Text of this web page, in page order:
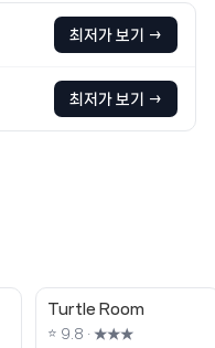
최저가 보기 →
최저가 보기 →
Turtle Room
⭐ 9.8 · ★★★